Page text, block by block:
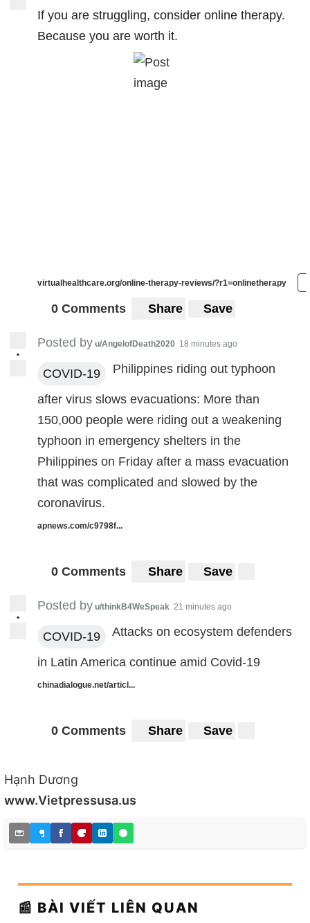
If you are struggling, consider online therapy.
Because you are worth it.
virtualhealthcare.org/online-therapy-reviews/?r1=onlinetherapy
0 Comments Share Save
•
Posted by u/AngelofDeath2020 18 minutes ago
COVID-19 Philippines riding out typhoon
after virus slows evacuations: More than
150,000 people were riding out a weakening
typhoon in emergency shelters in the
Philippines on Friday after a mass evacuation
that was complicated and slowed by the
coronavirus.
apnews.com/c9798f...
0 Comments Share Save
•
Posted by u/thinkB4WeSpeak 21 minutes ago
COVID-19 Attacks on ecosystem defenders
in Latin America continue amid Covid-19
chinadialogue.net/articl...
0 Comments Share Save
Hạnh Dương
www.Vietpressusa.us
📰 BÀI VIẾT LIÊN QUAN